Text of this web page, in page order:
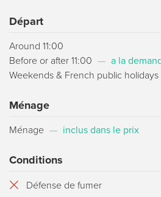
Départ
Around 11:00
Before or after 11:00 — a la
Weekends & French public holidays
Ménage
Ménage — inclus dans le prix
Conditions
Défense de fumer